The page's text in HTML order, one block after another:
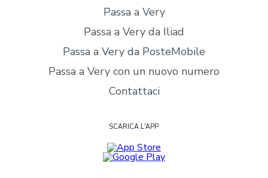
Passa a Very
Passa a Very da Iliad
Passa a Very da PosteMobile
Passa a Very con un nuovo numero
Contattaci
SCARICA L'APP